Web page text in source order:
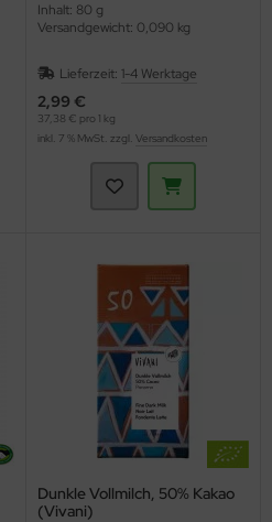
Inhalt: 80 g
Versandgewicht: 0,090 kg
Lieferzeit: 1-4 Werktage
2,99 €
37,38 € pro 1 kg
inkl. 7 % MwSt. zzgl. Versandkosten
Dunkle Vollmilch, 50% Kakao
(Vivani)